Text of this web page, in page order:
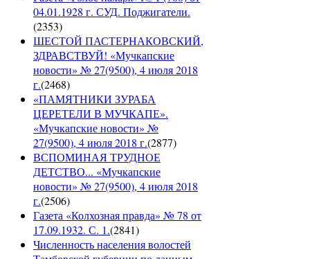
04.01.1928 г. СУД. Поджигатели.
(2353)
ШЕСТОЙ ПАСТЕРНАКОВСКИЙ,
ЗДРАВСТВУЙ! «Мучкапские
новости» № 27(9500), 4 июля 2018
г.(2468)
«ПАМЯТНИКИ ЗУРАБА
ЦЕРЕТЕЛИ В МУЧКАПЕ».
«Мучкапские новости» №
27(9500), 4 июля 2018 г.(2877)
ВСПОМИНАЯ ТРУДНОЕ
ДЕТСТВО... «Мучкапские
новости» № 27(9500), 4 июля 2018
г.(2506)
Газета «Колхозная правда» № 78 от
17.09.1932. С. 1.(2841)
Численность населения волостей